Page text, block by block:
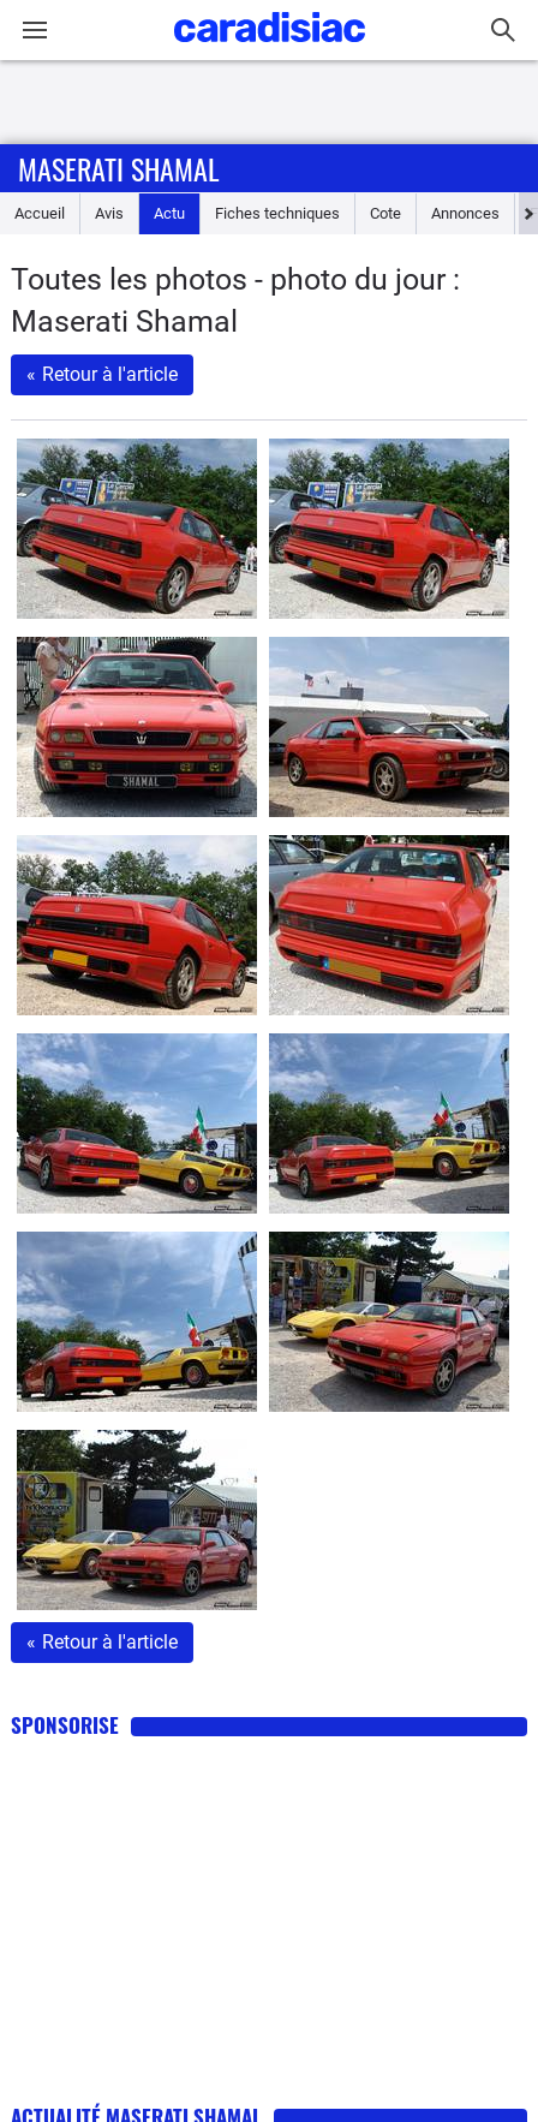
Accueil
Essais
Guide
d'achat
Electriques
Utilitaires
Flottes
Auto
Services
Forum
Moto
Marques
MASERATI SHAMAL
Accueil Avis Actu Fiches techniques Cote Annonces
Toutes les photos - photo du jour :
Maserati Shamal
« Retour à l'article
« Retour à l'article
SPONSORISE